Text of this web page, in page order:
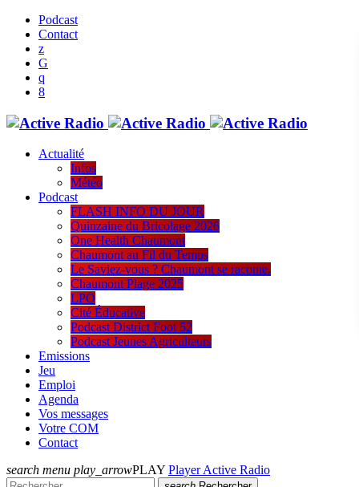
Podcast
Contact
Actualité
Infos
Météo
Podcast
FLASH INFO DU JOUR
Quinzaine du Bricolage 2026
One Health Chaumont
Chaumont au Fil du Temps
Le Saviez-vous ? Chaumont se raconte.
Chaumont Plage 2025
LPO
Cité Éducative
Podcast District Foot 52
Podcast Jeunes Agriculteurs
Emissions
Jeu
Emploi
Agenda
Vos messages
Votre COM
Contact
search menu play_arrowPLAY Player Active Radio